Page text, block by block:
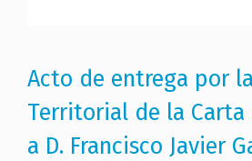
Acto de entrega por
Territorial de la Carta
a D. Francisco Javier